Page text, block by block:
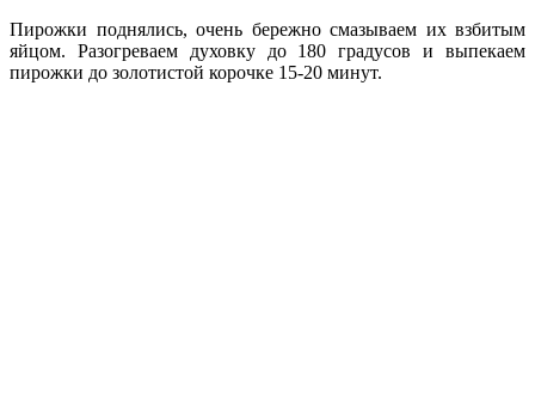
Пирожки поднялись, очень бережно смазываем их взбитым
яйцом. Разогреваем духовку до 180 градусов и выпекаем
пирожки до золотистой корочке 15-20 минут.